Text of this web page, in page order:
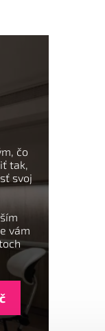
čo
tak,
svoj
vám